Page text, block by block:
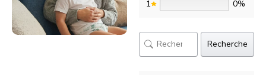
1 0%
Recherche